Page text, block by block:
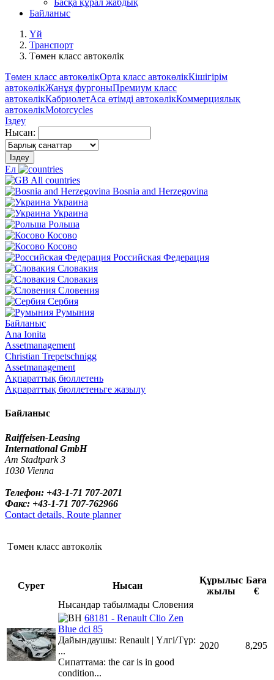
Басқа құрал жабдық
Байланыс
Үй
Транспорт
Төмен класс автокөлік
Төмен класс автокөлікОрта класс автокөлікКішігірім
автокөлікЖанұя фургоныПремиум класс
автокөлікКабриолетАса өтімді автокөлікКоммерциялық
автокөлікMotorcycles
Іздеу
Нысан:
Іздеу
Ел
All countries
Bosnia and Herzegovina
Украина
Украина
Рольша
Косово
Косово
Российская Федерация
Словакия
Словакия
Словения
Сербия
Румыния
Байланыс
Ana Ionita
Assetmanagement
Christian Trepetschnigg
Assetmanagement
Ақпараттық бюллетень
Ақпараттық бюллетеньге жазылу
Байланыс
Raiffeisen-Leasing
International GmbH
Am Stadtpark 3
1030 Vienna
Телефон: +43-1-71 707-2071
Факс: +43-1-71 707-762966
Contact details, Route planner
Төмен класс автокөлік
Сурет Нысан
Құрылыс
жылы
Баға
€
Нысандар табылмады Словения
68181 - Renault Clio Zen
Blue dci 85
Дайындаушы: Renault | Үлгі/Түр:
...
Сипаттама: the car is in good
condition...
2020 8,295